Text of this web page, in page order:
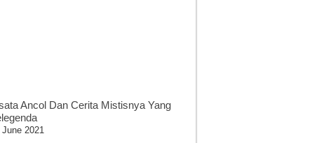
Ancol Dan Cerita Mistisnya Yang
June 2021